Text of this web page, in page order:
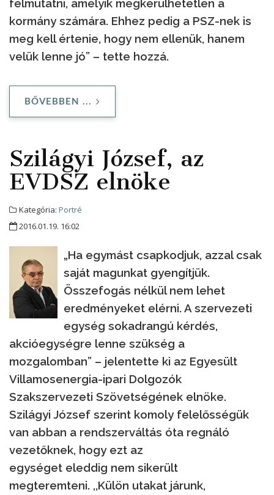
felmutatni, amelyik megkerülhetetlen a
kormány számára. Ehhez pedig a PSZ-nek is
meg kell értenie, hogy nem ellenük, hanem
velük lenne jó” – tette hozzá.
BŐVEBBEN ...
Szilágyi József, az
EVDSZ elnöke
Kategória: Portré
2016.01.19. 16:02
„Ha egymást csapkodjuk, azzal csak
saját magunkat gyengítjük.
Összefogás nélkül nem lehet
eredményeket elérni. A szervezeti
egység sokadrangú kérdés,
akcióegységre lenne szükség a
mozgalomban” – jelentette ki az Egyesült
Villamosenergia-ipari Dolgozók
Szakszervezeti Szövetségének elnöke.
Szilágyi József szerint komoly felelősségük
van abban a rendszerváltás óta regnáló
vezetőknek, hogy ezt az
egységet eleddig nem sikerült
megteremteni. ,,Külön utakat járunk,